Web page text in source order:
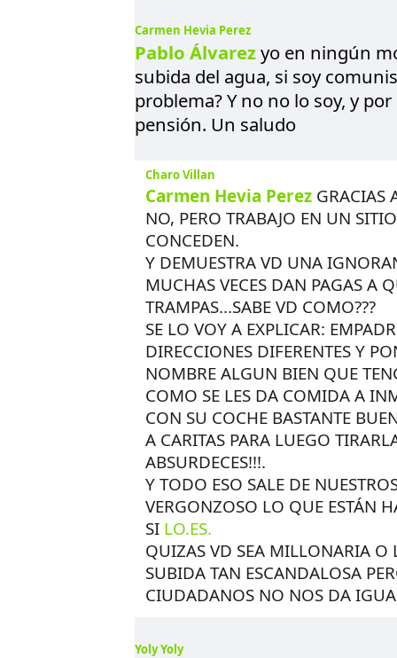
Carmen Hevia Perez
Pablo Álvarezyo en ningún
subida del agua, si soy
problema? Y no no lo soy, y
pensión. Un saludo
Charo Villan
Carmen Hevia Perez GRACIAS
NO, PERO TRABAJO EN UN
CONCEDEN.
Y DEMUESTRA VD UNA
MUCHAS VECES DAN PAGAS A
TRAMPAS...SABE VD COMO???
SE LO VOY A EXPLICAR:
DIRECCIONES DIFERENTES Y
NOMBRE ALGUN BIEN QUE
COMO SE LES DA COMIDA A
CON SU COCHE BASTANTE
A CARITAS PARA LUEGO
ABSURDECES!!!.
Y TODO ESO SALE DE
VERGONZOSO LO QUE ESTÁN
SI LO.ES.
QUIZAS VD SEA MILLONARIA O
SUBIDA TAN ESCANDALOSA
CIUDADANOS NO NOS DA
Yoly Yoly